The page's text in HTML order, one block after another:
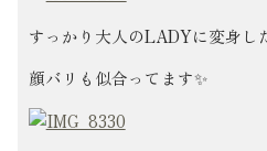
すっかり大人のLADYに変身し
顔バリも似合ってます✨